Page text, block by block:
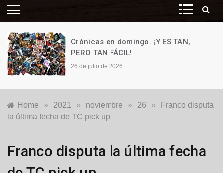
Crónicas en domingo. ¡Y ES TAN,
PERO TAN FÁCIL!
26 de julio de 2026
Home » 2021 » noviembre » 26 »
Franco disputa
la última fecha de TC pick up
Deportes
Franco disputa la última fecha